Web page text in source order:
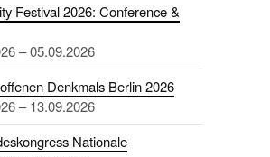
Festival 2026: Conference &
– 05.09.2026
Denkmals Berlin 2026
– 13.09.2026
Nationale